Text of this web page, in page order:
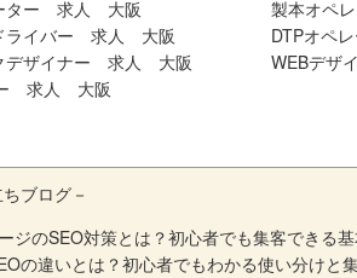
ター 求人 大阪
ライバー 求人 大阪
デザイナー 求人 大阪
求人 大阪
製本オペ
DTPオペ
WEBデザ
ブログ －
ジのSEO対策とは？初心者でも集客できる
の違いとは？初心者でもわかる使い分けと